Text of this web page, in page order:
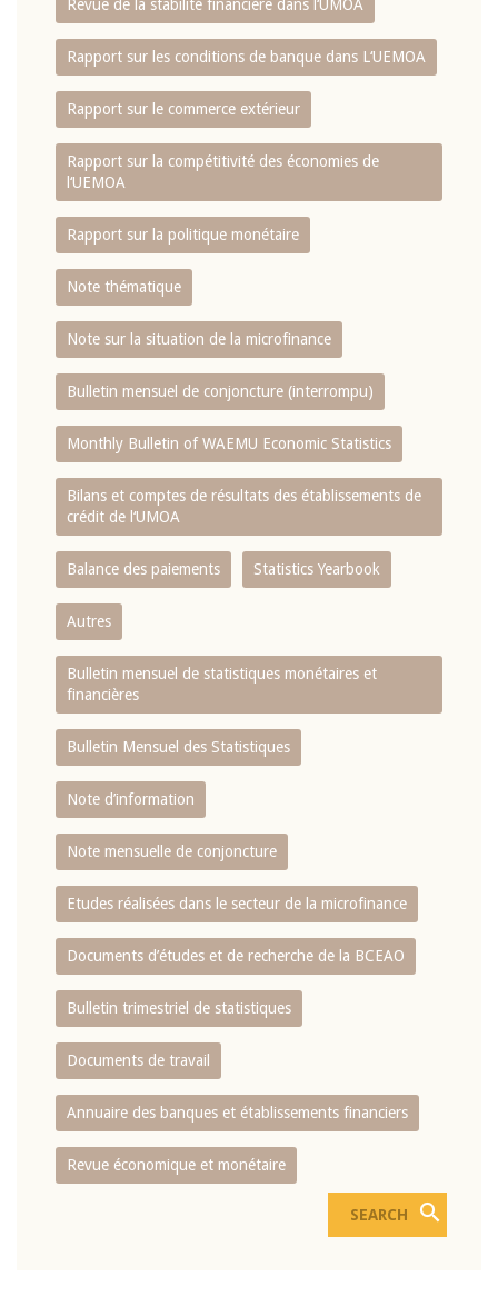
Revue de la stabilité financière dans l‘UMOA
Rapport sur les conditions de banque dans L‘UEMOA
Rapport sur le commerce extérieur
Rapport sur la compétitivité des économies de
l‘UEMOA
Rapport sur la politique monétaire
Note thématique
Note sur la situation de la microfinance
Bulletin mensuel de conjoncture (interrompu)
Monthly Bulletin of WAEMU Economic Statistics
Bilans et comptes de résultats des établissements de
crédit de l‘UMOA
Balance des paiements Statistics Yearbook
Autres
Bulletin mensuel de statistiques monétaires et
financières
Bulletin Mensuel des Statistiques
Note d’information
Note mensuelle de conjoncture
Etudes réalisées dans le secteur de la microfinance
Documents d’études et de recherche de la BCEAO
Bulletin trimestriel de statistiques
Documents de travail
Annuaire des banques et établissements financiers
Revue économique et monétaire